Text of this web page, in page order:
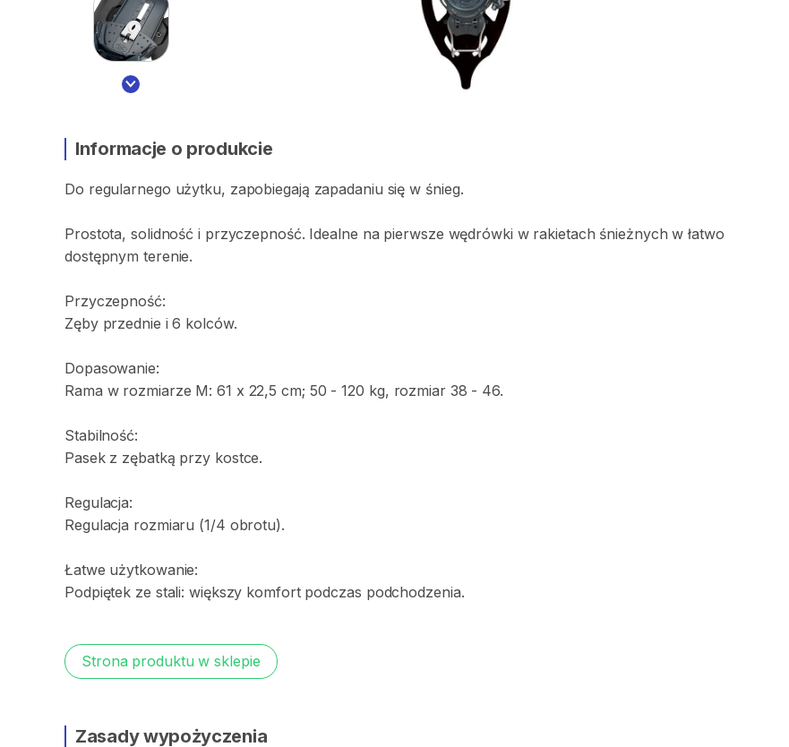
Informacje o produkcie
Do regularnego użytku​,​ zapobiegają zapadaniu się w śnieg.
Prostota​,​ solidność i przyczepność. Idealne na pierwsze wędrówki w rakietach śnieżnych w łatwo
dostępnym terenie.
Przyczepność:
Zęby przednie i 6 kolców.
Dopasowanie:
Rama w rozmiarze M: 61 x 22​,​5 cm; 50 - 120 kg​,​ rozmiar 38 - 46.
Stabilność:
Pasek z zębatką przy kostce.
Regulacja:
Regulacja rozmiaru (1​/​4 obrotu).
Łatwe użytkowanie:
Podpiętek ze stali: większy komfort podczas podchodzenia.
Strona produktu w sklepie
Zasady wypożyczenia